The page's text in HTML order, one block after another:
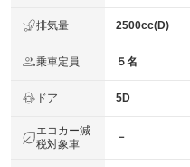
排気量 2500cc(D)
乗車定員 ５名
ドア 5D
エコカー減
税対象車
－